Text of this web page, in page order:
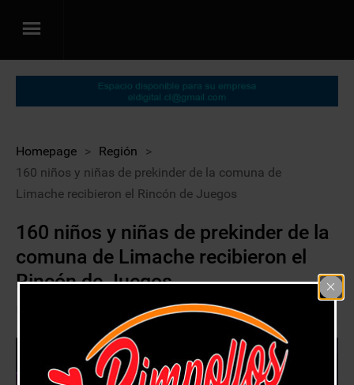
Homepage > Región
>
160 niños y niñas de prekinder de la comuna de
Limache recibieron el Rincón de Juegos
160 niños y niñas de prekinder de la
comuna de Limache recibieron el
Rincón de Juegos